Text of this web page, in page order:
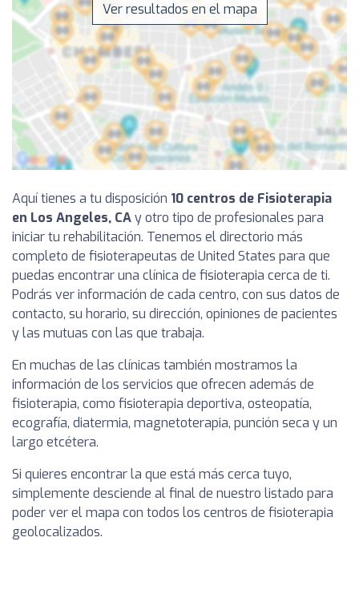
Ver resultados en el mapa
Aquí tienes a tu disposición 10 centros de Fisioterapia
en Los Angeles, CAy otro tipo de profesionales para
iniciar tu rehabilitación. Tenemos el directorio más
completo de fisioterapeutas de United States para que
puedas encontrar una clínica de fisioterapia cerca de ti.
Podrás ver información de cada centro, con sus datos de
contacto, su horario, su dirección, opiniones de pacientes
y las mutuas con las que trabaja.
En muchas de las clínicas también mostramos la
información de los servicios que ofrecen además de
fisioterapia, como fisioterapia deportiva, osteopatía,
ecografía, diatermia, magnetoterapia, punción seca y un
largo etcétera.
Si quieres encontrar la que está más cerca tuyo,
simplemente desciende al final de nuestro listado para
poder ver el mapa con todos los centros de fisioterapia
geolocalizados.